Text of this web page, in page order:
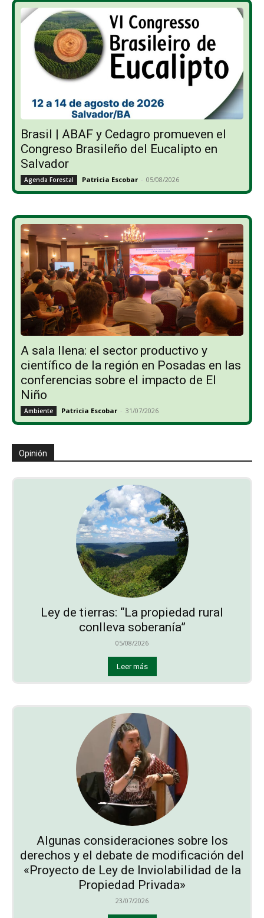
Brasil | ABAF y Cedagro promueven el
Congreso Brasileño del Eucalipto en
Salvador
Agenda Forestal Patricia Escobar - 05/08/2026
A sala llena: el sector productivo y
científico de la región en Posadas en las
conferencias sobre el impacto de El
Niño
Ambiente Patricia Escobar - 31/07/2026
Opinión
Ley de tierras: “La propiedad rural
conlleva soberanía”
05/08/2026
Leer más
Algunas consideraciones sobre los
derechos y el debate de modificación del
«Proyecto de Ley de Inviolabilidad de la
Propiedad Privada»
23/07/2026